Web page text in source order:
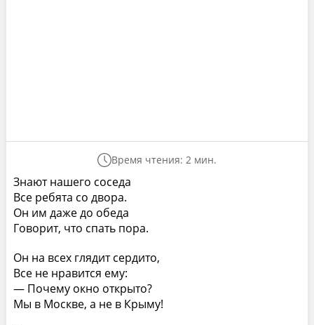
Время чтения: 2 мин.
Знают нашего соседа
Все ребята со двора.
Он им даже до обеда
Говорит, что спать пора.
Он на всех глядит сердито,
Все не нравится ему:
— Почему окно открыто?
Мы в Москве, а не в Крыму!